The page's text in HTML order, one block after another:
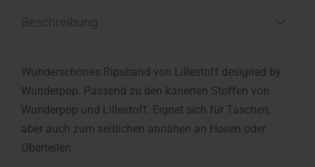
Wunderschönes Ripsband von Lillestoff designed by
Wunderpop. Passend zu den karierten Stoffen von
Wunderpop und Lillestoff. Eignet sich für Taschen,
aber auch zum seitlichen annähen an Hosen oder
Oberteilen.